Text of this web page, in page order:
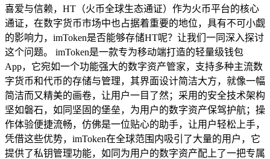
喜爱与信赖，HT（火币全球生态通证）作为火币平台的核心
通证，在数字货币市场中也占据着重要的地位，具有不可小觑
的影响力，imToken是否能够存储HT呢？让我们一同深入探讨
这个问题。 imToken是一款专为移动端打造的轻量级钱包
App，它宛如一个功能强大的数字资产管家，支持多种主流数
字货币和代币的存储与管理，其界面设计简洁大方，就像一幅
简洁而又精美的画卷，让用户一目了然；采用的安全技术架构
坚如磐石，如同坚固的堡垒，为用户的数字资产保驾护航；操
作体验便捷流畅，仿佛是一位贴心的助手，让用户轻松上手，
凭借这些优势，imToken在全球范围内吸引了大量的用户，它
提供了私钥管理功能，如同为用户的数字资产配上了一把专属